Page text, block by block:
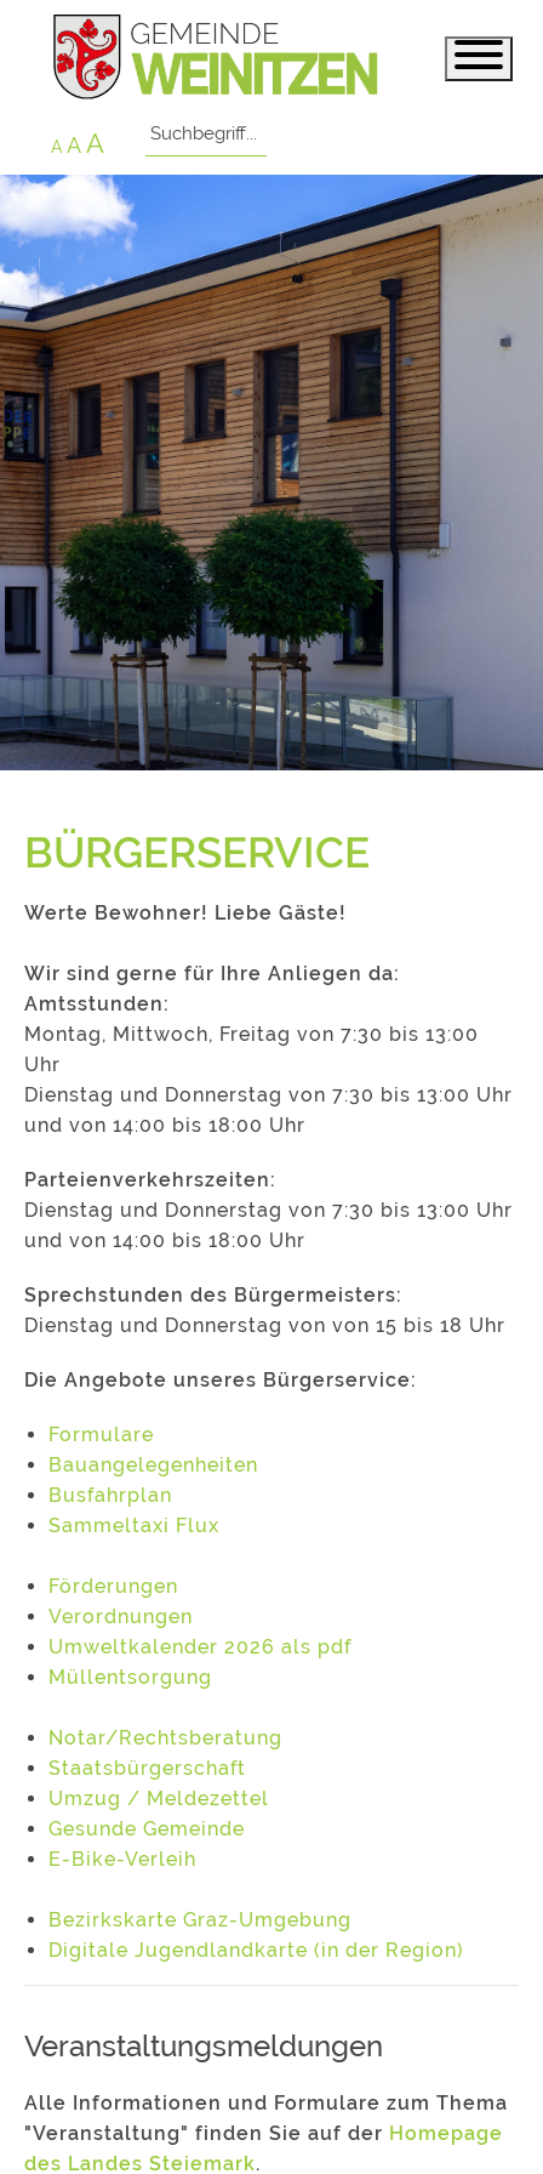
A AA
BÜRGERSERVICE
Werte Bewohner! Liebe Gäste!
Wir sind gerne für Ihre Anliegen da:
Amtsstunden:
Montag, Mittwoch, Freitag von 7:30 bis 13:00
Uhr
Dienstag und Donnerstag von 7:30 bis 13:00 Uhr
und von 14:00 bis 18:00 Uhr
Parteienverkehrszeiten:
Dienstag und Donnerstag von 7:30 bis 13:00 Uhr
und von 14:00 bis 18:00 Uhr
Sprechstunden des Bürgermeisters:
Dienstag und Donnerstag von von 15 bis 18 Uhr
Die Angebote unseres Bürgerservice:
Formulare
Bauangelegenheiten
Busfahrplan
Sammeltaxi Flux
Förderungen
Verordnungen
Umweltkalender 2026 als pdf
Müllentsorgung
Notar/Rechtsberatung
Staatsbürgerschaft
Umzug / Meldezettel
Gesunde Gemeinde
E-Bike-Verleih
Bezirkskarte Graz-Umgebung
Digitale Jugendlandkarte (in der Region)
Veranstaltungsmeldungen
Alle Informationen und Formulare zum Thema
"Veranstaltung" finden Sie auf der Homepage
des Landes Steiemark.